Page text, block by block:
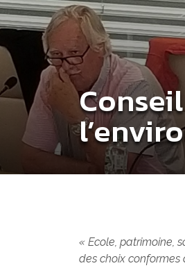
« Ecole, patrimoine,
des choix conformes